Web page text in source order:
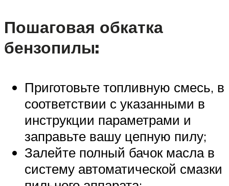
Пошаговая обкатка
бензопилы:
Приготовьте топливную смесь, в
соответствии с указанными в
инструкции параметрами и
заправьте вашу цепную пилу;
Залейте полный бачок масла в
систему автоматической смазки